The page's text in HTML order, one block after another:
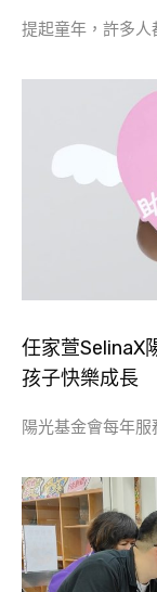
提起童年，許多
任家萱SelinaX
孩子快樂成長
陽光基金會每年